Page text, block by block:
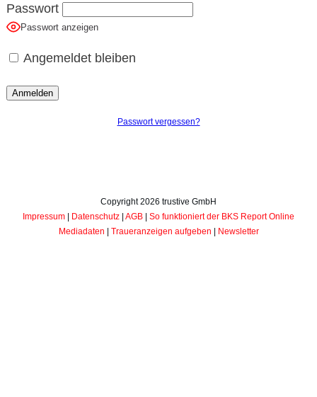
Passwort
Passwort anzeigen
Angemeldet bleiben
Passwort vergessen?
Copyright2026 trustive GmbH
Impressum | Datenschutz | AGB | So funktioniert der BKS Report Online
Mediadaten | Traueranzeigen aufgeben | Newsletter